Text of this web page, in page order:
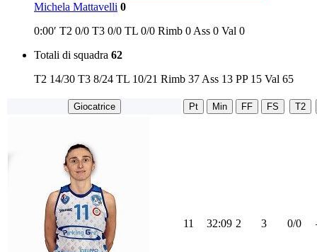
Michela Mattavelli 0
0:00′ T2 0/0 T3 0/0 TL 0/0 Rimb 0 Ass 0 Val 0
Totali di squadra 62
T2 14/30 T3 8/24 TL 10/21 Rimb 37 Ass 13 PP 15 Val 65
Giocatrice Pt Min FF FS T2
11 32:09 2 3 0/0